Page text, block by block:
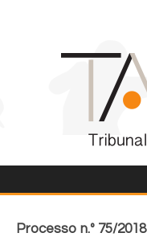
Processo n.º 75/2018